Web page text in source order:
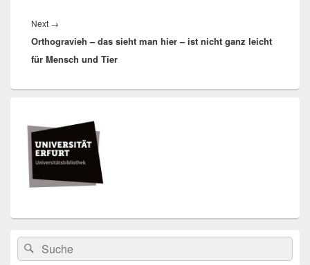
Next →
post:
Orthogravieh – das sieht man hier – ist nicht ganz leicht
für Mensch und Tier
Widget-
Bereich
Search
for:
Suche